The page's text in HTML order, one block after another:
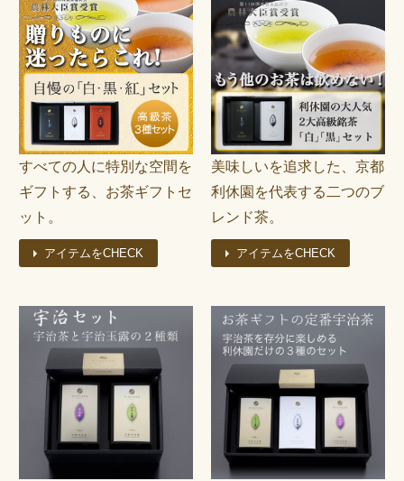
すべての人に特別な空間を
ギフトする、お茶ギフトセ
ット。
アイテムをCHECK
美味しいを追求した、京都
利休園を代表する二つのブ
レンド茶。
アイテムをCHECK